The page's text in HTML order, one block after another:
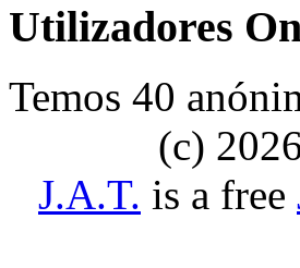
Utilizadores
Temos 40
(c)
J.A.T. is a free